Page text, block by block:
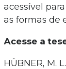
acessível
as formas de
Acesse a
HÜBNER, M.